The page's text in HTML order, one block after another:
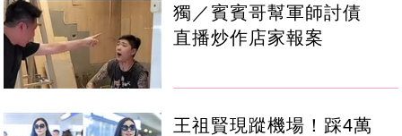
獨／賓賓哥幫軍師討債
直播炒作店家報案
王祖賢現蹤機場！踩4萬